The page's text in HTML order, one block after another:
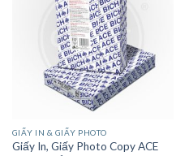
GIẤY IN & GIẤY PHOTO
Giấy In, Giấy Photo Copy ACE